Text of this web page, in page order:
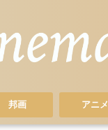
邦画 アニメ